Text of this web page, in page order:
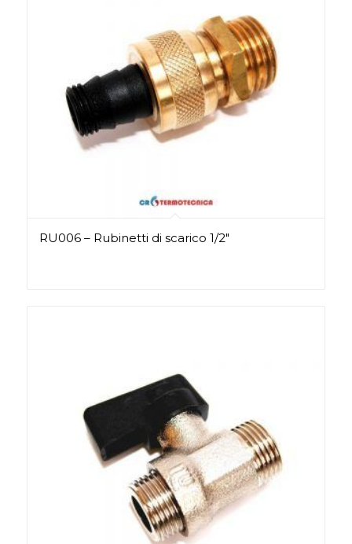
RU006 – Rubinetti di scarico 1/2″